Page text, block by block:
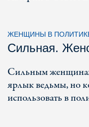
ЖЕНЩИНЫ В
Сильная.
Сильным
ярлык ведьмы, но
использовать в